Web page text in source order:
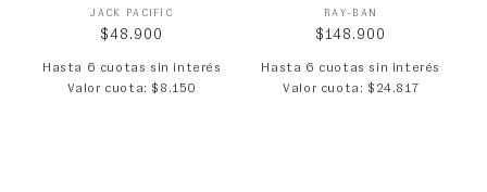
Proveedor:
JACK PACIFIC
Precio habitual
$48.900
Hasta 6 cuotas sin interés
Valor cuota: $8.150
Proveedor:
RAY-BAN
Precio habitual
$148.900
Hasta 6 cuotas sin interés
Valor cuota: $24.817